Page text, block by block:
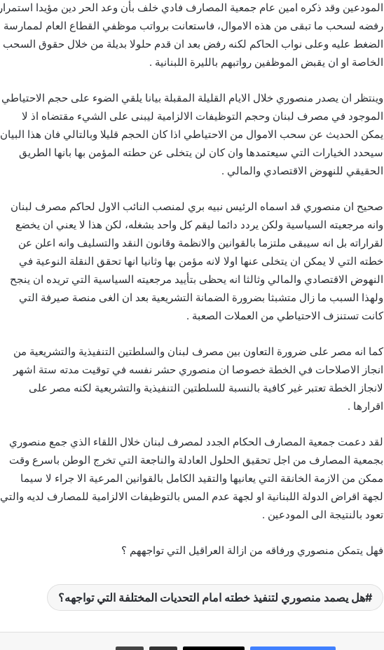
المودعين وقد ذكره امين عام جمعية المصارف فادي خلف بأن وعد الحر دين مؤيدا استمرار
رفضه لسحب ما تبقى من هذه الاموال، فاستعانت برواتب موظفي القطاع العام لممارسة
الضغط عليه وعلى نواب الحاكم لكنه رفض بعد ان قدم حلولا بديلة من خلال حقوق السحب
الخاصة او ان يقبض الموظفين رواتبهم بالليرة اللبنانية .
وينتظر ان يصدر منصوري خلال الايام القليلة المقبلة بيانا يلقي الضوء على حجم الاحتياطي
الموجود في مصرف لبنان وحجم التوظيفات الالزامية ليبنى على الشيء مقتضاه اذ لا
يمكن الحديث عن سحب الاموال من الاحتياطي اذا كان الحجم قليلا وبالتالي فان هذا البيان
سيحدد الخيارات التي سيعتمدها وان كان لن يتخلى عن حطته المؤمن بها بانها الطريق
الحقيقي للنهوض الاقتصادي والمالي .
صحيح ان منصوري قد اسماه الرئيس نبيه بري لمنصب النائب الاول لحاكم مصرف لبنان
وانه مرجعيته السياسية ولكن يردد دائما ليقم كل واحد بشغله، لكن هذا لا يعني ان يخضع
لقراراته بل انه سيبقى ملتزما بالقوانين والانظمة وقانون النقد والتسليف وانه اعلن عن
خطته التي لا يمكن ان يتخلى عنها اولا لانه مؤمن بها وثانيا انها تحقق النقلة النوعية في
النهوض الاقتصادي والمالي وثالثا انه يحظى بتأييد مرجعيته السياسية التي تريده ان ينجح
ولهذا السبب ما زال متشبثا بضرورة الضمانة التشريعية بعد ان الغى منصة صيرفة التي
كانت تستنزف الاحتياطي من العملات الصعبة .
كما انه مصر على ضرورة التعاون بين مصرف لبنان والسلطتين التنفيذية والتشريعية من
انجاز الاصلاحات في الخطة خصوصا ان منصوري حشر نفسه في توقيت مدته ستة اشهر
لانجاز الخطة تعتبر غير كافية بالنسبة للسلطتين التنفيذية والتشريعية لكنه مصر على
اقرارها .
لقد دعمت جمعية المصارف الحكام الجدد لمصرف لبنان خلال اللقاء الذي جمع منصوري
بجمعية المصارف من اجل تحقيق الحلول العادلة والناجعة التي تخرج الوطن باسرع وقت
ممكن من الازمة الخانقة التي يعانيها والتقيد الكامل بالقوانين المرعية الا جراء لا سيما
لجهة اقراض الدولة اللبنانية او لجهة عدم المس بالتوظيفات الالزامية للمصارف لديه والتي
تعود بالنتيجة الى المودعين .
فهل يتمكن منصوري ورفاقه من ازالة العراقيل التي تواجههم ؟
هل يصمد منصوري لتنفيذ خطته امام التحديات المختلفة التي تواجهه؟